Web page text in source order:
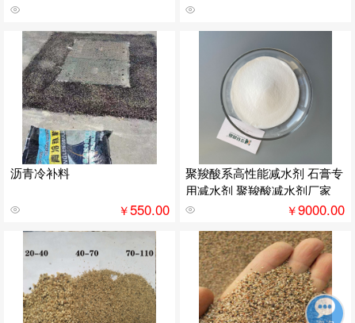
沥青冷补料
￥550.00
聚羧酸系高性能减水剂 石膏专
用减水剂 聚羧酸减水剂厂家
￥9000.00